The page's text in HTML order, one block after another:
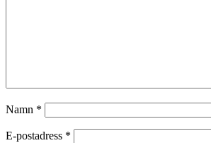
Namn *
E-postadress *